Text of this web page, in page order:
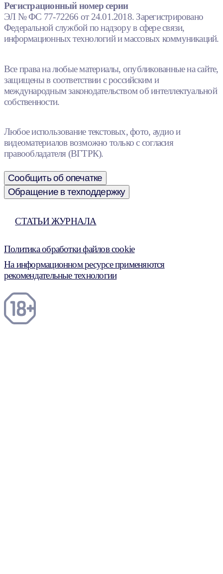
Регистрационный номер серии
ЭЛ № ФС 77-72266 от 24.01.2018. Зарегистрировано
Федеральной службой по надзору в сфере связи,
информационных технологий и массовых коммуникаций.
Все права на любые материалы, опубликованные на сайте,
защищены в соответствии с российским и
международным законодательством об интеллектуальной
собственности.
Любое использование текстовых, фото, аудио и
видеоматериалов возможно только с согласия
правообладателя (ВГТРК).
Сообщить об опечатке
Обращение в техподдержку
СТАТЬИ ЖУРНАЛА
Политика обработки файлов cookie
На информационном ресурсе применяются
рекомендательные технологии